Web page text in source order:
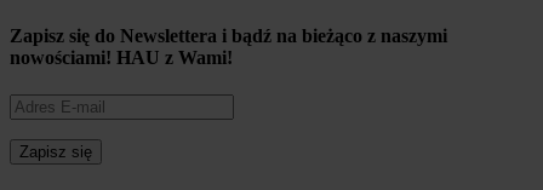
Zapisz się do Newslettera i bądź na bieżąco z naszymi
nowościami! HAU z Wami!